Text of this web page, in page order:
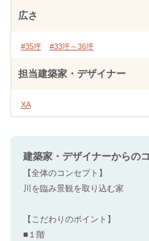
広さ
#35坪 #33坪～36坪
担当建築家・デザイナー
XA
建築家・デザイナーからの
【全体のコンセプト】
川を臨み景観を取り込む家
【こだわりのポイント】
■１階